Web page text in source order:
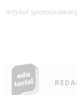
Artykuł